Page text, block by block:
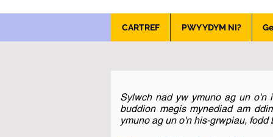
CARTREF PWY YDYM NI?
Sylwch nad yw ymuno ag un o'n
buddion megis mynediad am
ymuno ag un o'n his-grwpiau,